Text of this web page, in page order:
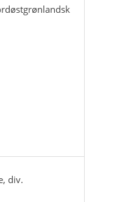
div.